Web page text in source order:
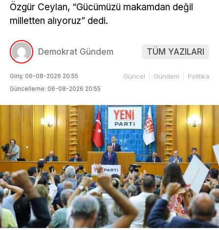
Özgür Ceylan, “Gücümüzü makamdan değil
milletten alıyoruz” dedi.
Demokrat Gündem TÜM YAZILARI
Giriş: 06-08-2026 20:55
Güncelleme: 06-08-2026 20:55
Güncel Gündem Politika